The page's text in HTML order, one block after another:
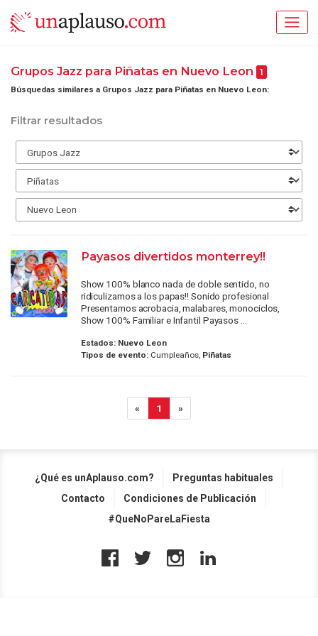
Grupos Jazz para Piñatas en Nuevo Leon 1
Búsquedas similares a Grupos Jazz para Piñatas en Nuevo Leon:
Filtrar resultados
Payasos divertidos monterrey!!
Show 100% blanco nada de doble sentido, no
ridiculizamos a los papas!! Sonido profesional
Presentamos acrobacia, malabares, monociclos,
Show 100% Familiar e Infantil Payasos ...
Estados: Nuevo Leon
Tipos de evento:Cumpleaños, Piñatas
« 1 »
¿Qué es unAplauso.com?
Preguntas habituales
Contacto
Condiciones de Publicación
#QueNoPareLaFiesta